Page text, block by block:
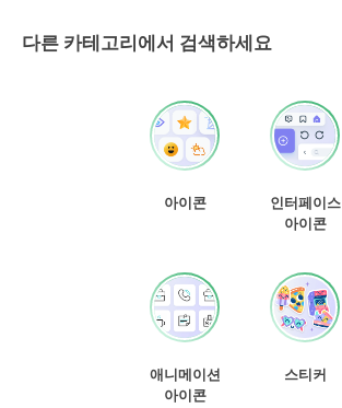
다른 카테고리에서 검색하세요
아이콘
인터페이스
아이콘
애니메이션
아이콘
스티커